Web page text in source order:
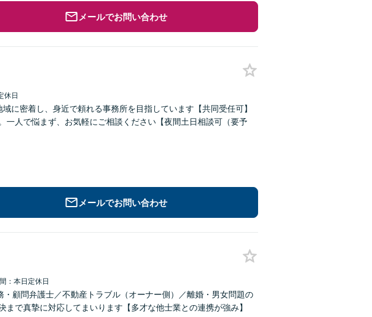
メールでお問い合わせ
休日
に密着し、身近で頼れる事務所を目指しています【共同受任可】
一人で悩まず、お気軽にご相談ください【夜間土日相談可（要予
メールでお問い合わせ
：本日定休日
・顧問弁護士／不動産トラブル（オーナー側）／離婚・男女問題の
で真摯に対応してまいります【多才な他士業との連携が強み】